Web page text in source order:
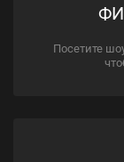
Посетите